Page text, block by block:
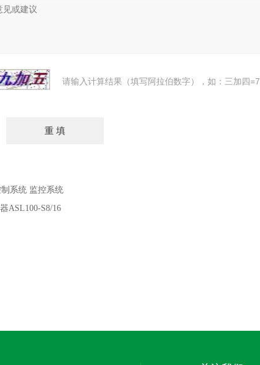
请输入计算结果（填写阿拉伯数字），如：三加四=7
系统 监控系统
ASL100-S8/16